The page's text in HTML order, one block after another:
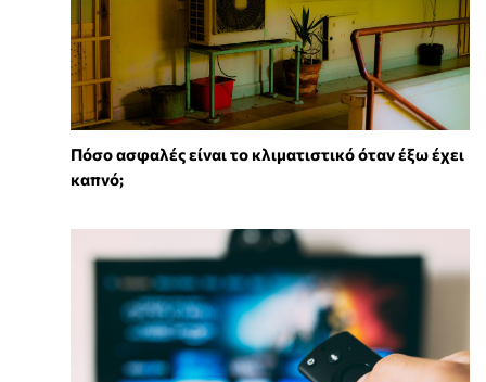
Πόσο ασφαλές είναι το κλιματιστικό όταν έξω έχει
καπνό;